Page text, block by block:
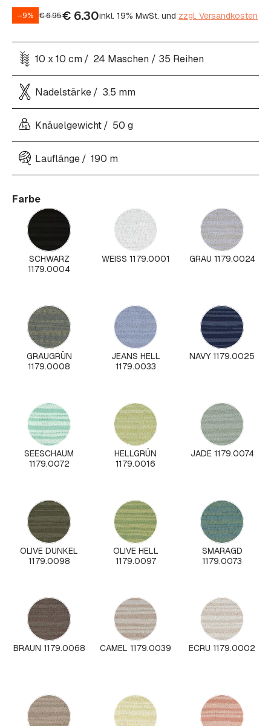
–9% €6.95€ 6.30inkl. 19% MwSt. und zzgl. Versandkosten
10 x 10 cm 24 Maschen / 35 Reihen
Nadelstärke 3.5 mm
Knäuelgewicht 50 g
Lauflänge 190 m
Farbe
SCHWARZ
1179.0004
WEISS 1179.0001 GRAU 1179.0024
GRAUGRÜN
1179.0008
JEANS HELL
1179.0033
NAVY 1179.0025
SEESCHAUM
1179.0072
HELLGRÜN
1179.0016
JADE 1179.0074
OLIVE DUNKEL
1179.0098
OLIVE HELL
1179.0097
SMARAGD
1179.0073
BRAUN 1179.0068 CAMEL 1179.0039 ECRU 1179.0002